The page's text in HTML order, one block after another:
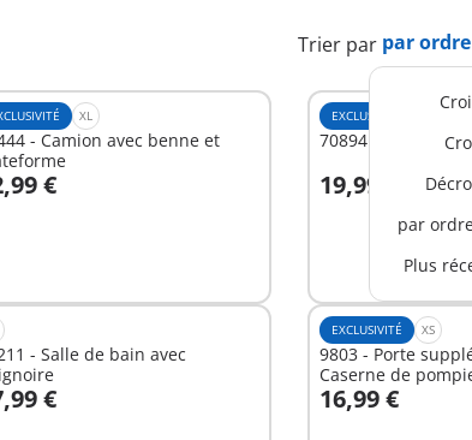
Trier par
par
Plus
XL
- Camion avec benne et
€
Au panier
EXCLUSIVITÉ
70894 - Salle à
19,99 €
Au panier
- Salle de bain avec
€
Au panier
EXCLUSIVITÉ XS
9803 - Porte
Caserne de
16,99 €
Au panier